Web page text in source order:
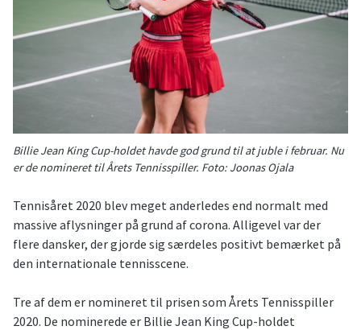
Billie Jean King Cup-holdet havde god grund til at juble i februar. Nu
er de nomineret til Årets Tennisspiller. Foto: Joonas Ojala
Tennisåret 2020 blev meget anderledes end normalt med
massive aflysninger på grund af corona. Alligevel var der
flere dansker, der gjorde sig særdeles positivt bemærket på
den internationale tennisscene.
Tre af dem er nomineret til prisen som Årets Tennisspiller
2020. De nominerede er Billie Jean King Cup-holdet